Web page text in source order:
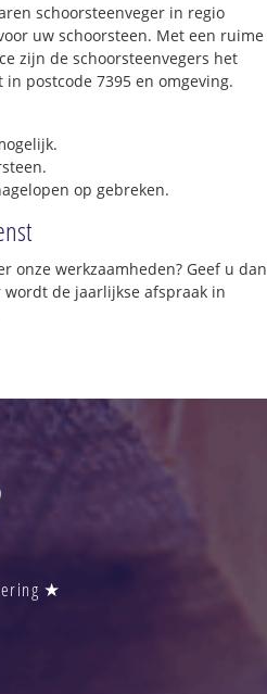
schoorsteenveger in regio
uw schoorsteen. Met een ruime
zijn de schoorsteenvegers het
postcode 7395 en omgeving.
op gebreken.
onze werkzaamheden? Geef u dan
de jaarlijkse afspraak in
★